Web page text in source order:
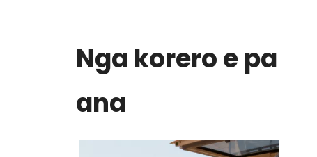
Nga korero e pa
ana